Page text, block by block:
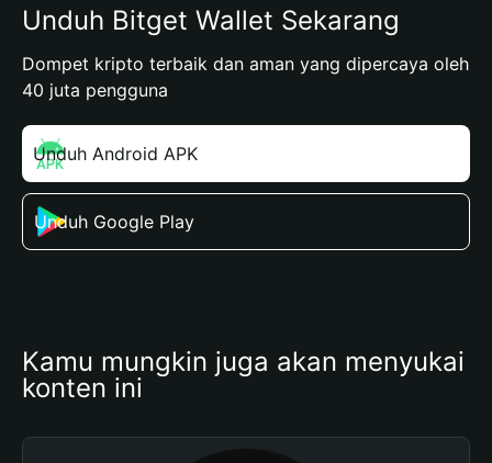
Unduh Bitget Wallet Sekarang
Dompet kripto terbaik dan aman yang dipercaya oleh
40 juta pengguna
Unduh Android APK
Unduh Google Play
Kamu mungkin juga akan menyukai
konten ini